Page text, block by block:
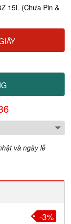
15L (Chưa Pin &
và ngày lễ
-3%